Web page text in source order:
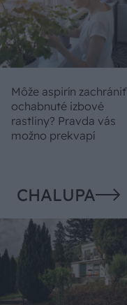
Môže aspirín zachrániť
ochabnuté izbové
rastliny? Pravda vás
možno prekvapí
CHALUPA